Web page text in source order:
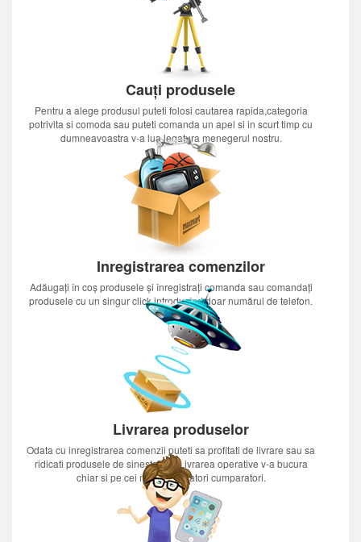
Cauți produsele
Pentru a alege produsul puteti folosi cautarea rapida,categoria
potrivita si comoda sau puteti comanda un apel si in scurt timp cu
dumneavoastra v-a lua legatura menegerul nostru.
Inregistrarea comenzilor
Adăugați în coș produsele și înregistrați comanda sau comandați
produsele cu un singur click introducînd doar numărul de telefon.
Livrarea produselor
Odata cu inregistrarea comenzii puteti sa profitati de livrare sau sa
ridicati produsele de sinestatator.Livrarea operative v-a bucura
chiar si pe cei mai nerabdatori cumparatori.